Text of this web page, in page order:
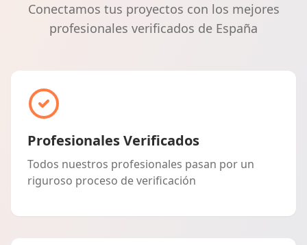
Conectamos tus proyectos con los mejores
profesionales verificados de España
Profesionales Verificados
Todos nuestros profesionales pasan por un
riguroso proceso de verificación